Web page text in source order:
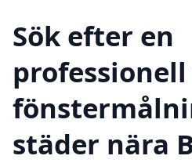
Sök efter en
städer nära